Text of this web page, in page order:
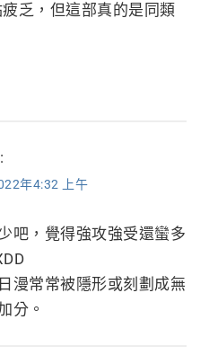
乏，但這部真的是同類
年4:32 上午
吧，覺得強攻強受還蠻多
漫常常被隱形或刻劃成無
分。